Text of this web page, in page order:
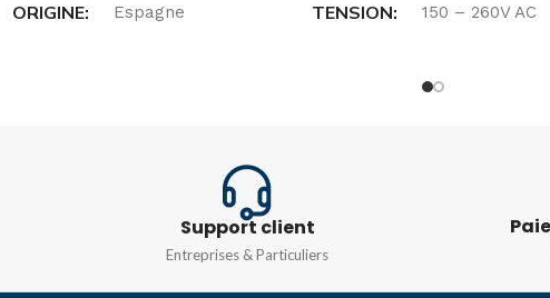
ORIGINE Espagne TENSION 150 – 260V AC
Support client
Entreprises & Particuliers